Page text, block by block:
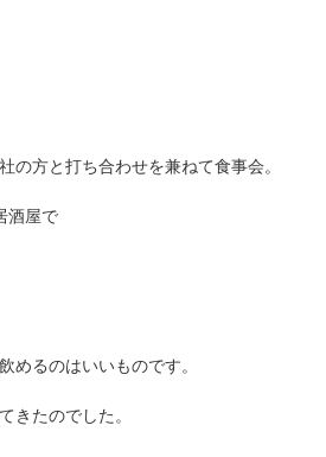
の方と打ち合わせを兼ねて食事会。
酒屋で
めるのはいいものです。
きたのでした。